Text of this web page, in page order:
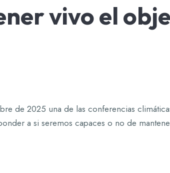
vivo el
de 2025 una de las conferencias
a si seremos capaces o no de